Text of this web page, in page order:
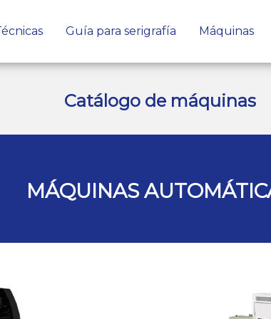
Guía para serigrafía Máquinas
Catálogo de máquinas
MÁQUINAS